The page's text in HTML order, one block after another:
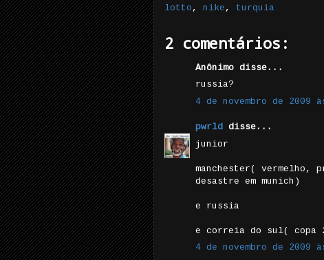
lotto , nike , turquia
2 comentários:
Anônimo disse...
russia?
4 de novembro de 2009
pwrld disse...
junior
manchester( vermelho,
desastre em munich)
e russia
e correia do sul( copa
4 de novembro de 2009